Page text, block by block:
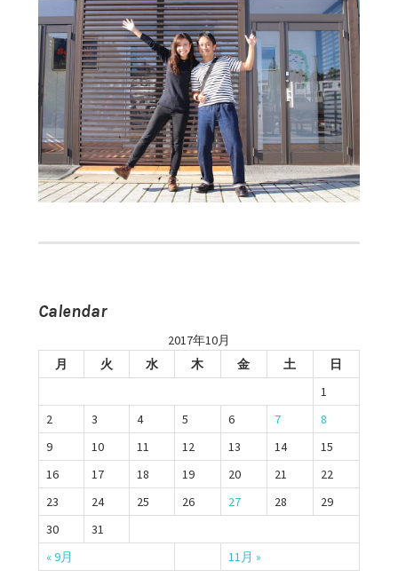
Calendar
2017年10月
月
火 水 木 金 土 日
« 9月 11月 »
1
2
3 4 5 6 7
8
9
10 11 12 13 14
15
16
17 18 19 20 21
22
23
24 25 26 27 28
29
30
31